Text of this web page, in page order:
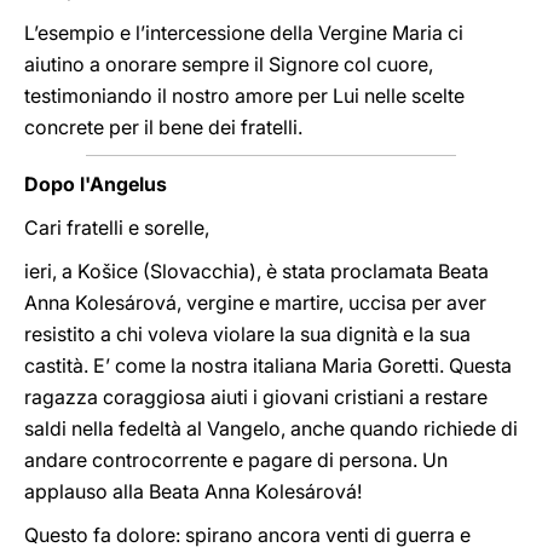
L’esempio e l’intercessione della Vergine Maria ci
aiutino a onorare sempre il Signore col cuore,
testimoniando il nostro amore per Lui nelle scelte
concrete per il bene dei fratelli.
Dopo l'Angelus
Cari fratelli e sorelle,
ieri, a Košice (Slovacchia), è stata proclamata Beata
Anna Kolesárová, vergine e martire, uccisa per aver
resistito a chi voleva violare la sua dignità e la sua
castità. E’ come la nostra italiana Maria Goretti. Questa
ragazza coraggiosa aiuti i giovani cristiani a restare
saldi nella fedeltà al Vangelo, anche quando richiede di
andare controcorrente e pagare di persona. Un
applauso alla Beata Anna Kolesárová!
Questo fa dolore: spirano ancora venti di guerra e